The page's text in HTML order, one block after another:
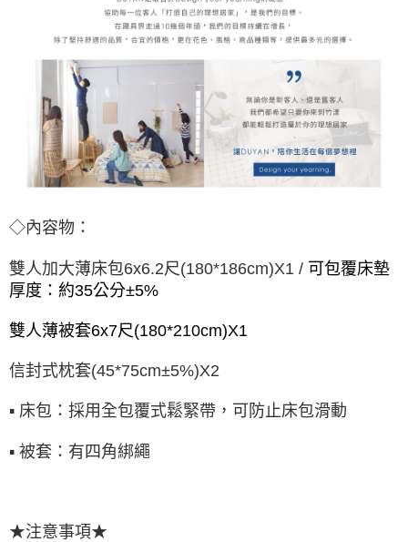
◇內容物：
雙人加大薄床包6x6.2尺(180*186cm)X1 / 可包覆床墊
厚度：約35公分±5%
雙人薄被套6x7尺(180*210cm)X1
信封式枕套(45*75cm±5%)X2
▪ 床包：採用全包覆式鬆緊帶，可防止床包滑動
▪ 被套：有四角綁繩
★注意事項★